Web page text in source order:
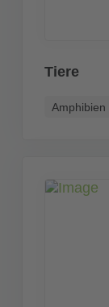
Tiere
Amphibien